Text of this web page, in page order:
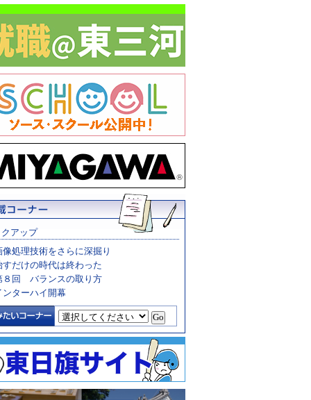
アップ
像処理技術をさらに深掘り
すだけの時代は終わった
８回 バランスの取り方
ンターハイ開幕